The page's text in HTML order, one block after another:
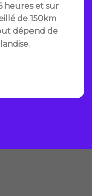
heures et sur
de 150km
dépend de